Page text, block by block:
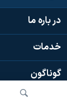
در باره ما
خدمات
گوناگون